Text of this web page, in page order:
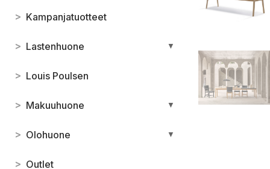
> Kampanjatuotteet
> Lastenhuone ▼
> Louis Poulsen
> Makuuhuone ▼
> Olohuone ▼
> Outlet